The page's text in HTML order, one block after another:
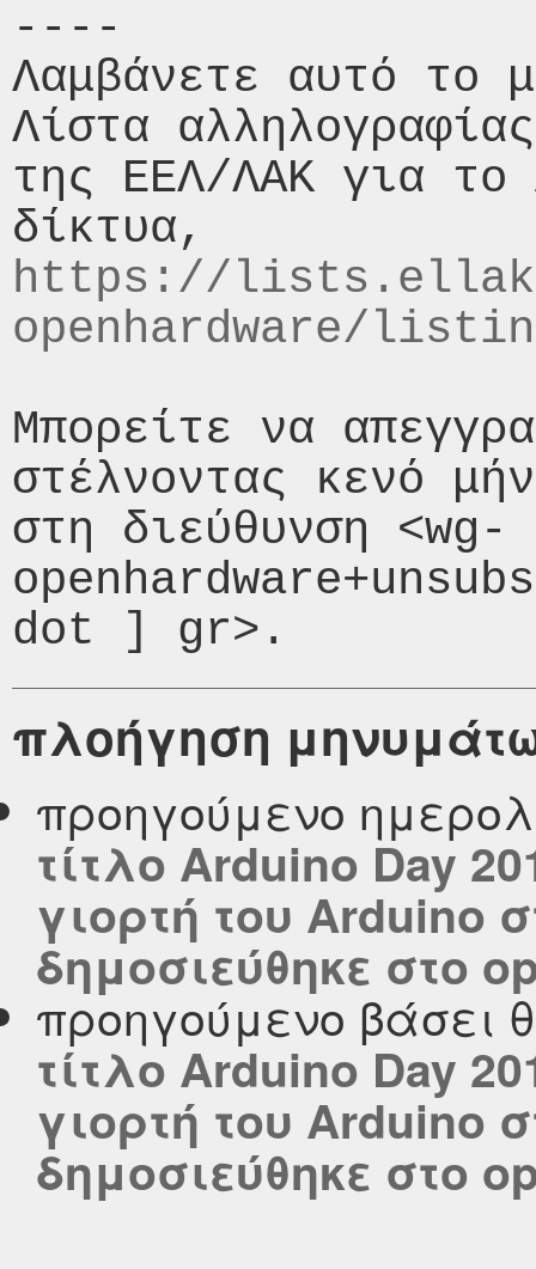
----
Λαμβάνετε αυτό το
Λίστα
της ΕΕΛ/ΛΑΚ για το
https://
openhardware/
Μπορείτε να
στέλνοντας κενό
στη διεύθυνση <wg-
πλοήγηση
προηγούμενο
τίτλο Arduino Day
γιορτή του Arduino
δημοσιεύθηκε στο
προηγούμενο βάσει
τίτλο Arduino Day
γιορτή του Arduino
δημοσιεύθηκε στο